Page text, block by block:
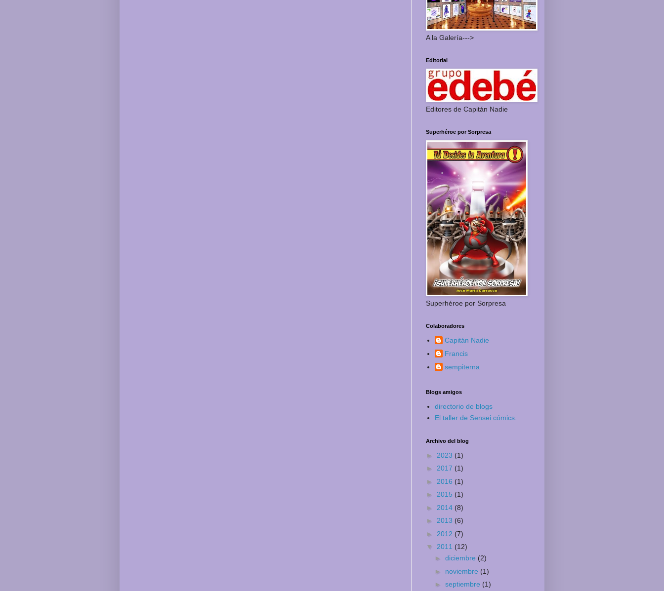
A la Galería--->
Editorial
Editores de Capitán Nadie
Superhéroe por Sorpresa
Superhéroe por Sorpresa
Colaboradores
Capitán Nadie
Francis
sempiterna
Blogs amigos
directorio de blogs
El taller de Sensei cómics.
Archivo del blog
► 2023 (1)
► 2017 (1)
► 2016 (1)
► 2015 (1)
► 2014 (8)
► 2013 (6)
► 2012 (7)
▼ 2011 (12)
► diciembre (2)
► noviembre (1)
► septiembre (1)